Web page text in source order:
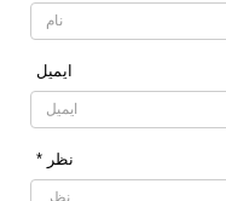
ایمیل
* نظر